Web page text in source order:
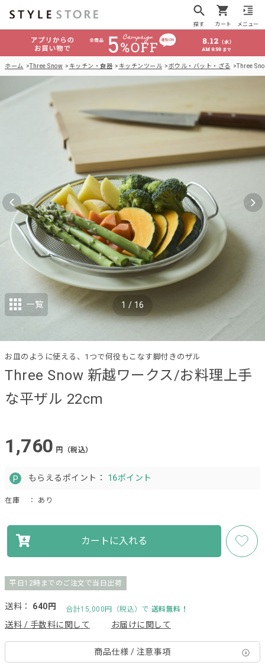
探す カート メニュー
ホーム Three Snow キッチン・食器 キッチンツール ボウル・バット・ざる Three
Three Snow 新越ワークス/お料理上手
な平ザル 22cm
お皿のように使える、1つで何役もこなす脚付きのザル
1,760 円（税込）
もらえるポイント： 16ポイント
在庫 ： あり
カートに入れる
平日12時までのご注文で当日出荷
送料： 640円 合計15,000円（税込）で 送料無料！
送料 / 手数料に関して お届けに関して
商品仕様 / 注意事項
1 / 16
一覧